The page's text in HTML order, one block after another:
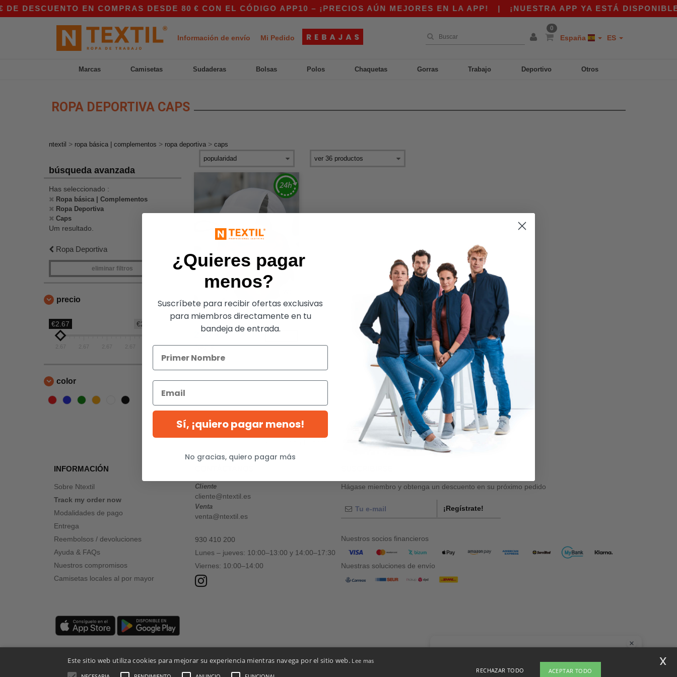
DESCUENTO EN COMPRAS DESDE 80 € CON EL CÓDIGO APP10 – ¡PRECIOS AÚN MEJORES EN LA APP!|¡NUESTRA APP YA ESTÁ DISPONIBLE!
Información de envío Mi Pedido
0
España ES
Marcas Camisetas Sudaderas Bolsas Polos Chaquetas Gorras Trabajo Deportivo Otros
ROPA DEPORTIVA CAPS
ntextil > ropa básica | complementos > ropa deportiva > caps
búsqueda avanzada
Has seleccionado :
Ropa básica | Complementos
Ropa Deportiva
Caps
Um resultado.
Ropa Deportiva
eliminar filtros
precio
€2.67
€2.67
2.67
color
Result RC086 - Gorra de sport
2,67 €
4,92 €
con Ntextil España
INFORMACIÓN
Sobre Ntextil
Track my order now
Modalidades de pago
Entrega
Reembolsos / devoluciones
Ayuda & FAQs
Nuestros compromisos
Camisetas locales al por mayor
Cliente
cliente@ntextil.es
Venta
venta@ntextil.es
930 410 200
Lunes – jueves: 10:00–13:00 y 14:00–17:30
Viernes: 10:00–14:00
Hágase miembro y obtenga un descuento en su próximo pedido
¡Regístrate!
Nuestros socios financieros
Nuestras soluciones de envío
Este sitio web utiliza cookies para mejorar su experiencia mientras navega por el sitio web. Lee mas
RECHAZAR TODO ACEPTAR TODO
x
Si tienes dudas o preguntas, puedes escribirnos en cualquier momento. Nuestro
chatbot está aquí para ayudarte.
¿Quieres pagar
menos?
Suscríbete para recibir ofertas exclusivas
para miembros directamente en tu
bandeja de entrada.
Sí, ¡quiero pagar menos!
No gracias, quiero pagar más